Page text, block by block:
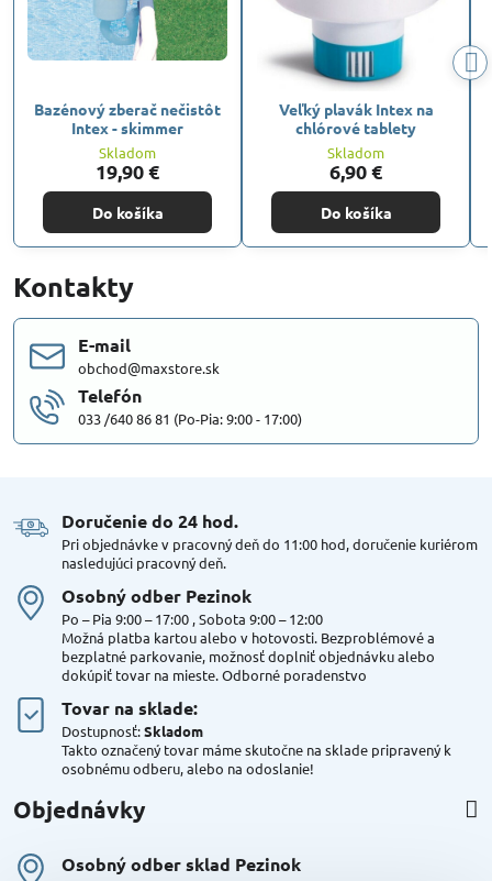
Bazénový zberač nečistôt
Intex - skimmer
Skladom
19,90 €
Do košíka
Veľký plavák Intex na
chlórové tablety
Skladom
6,90 €
Do košíka
Kontakty
E-mail
obchod@maxstore.sk
Telefón
033 /640 86 81 (Po-Pia: 9:00 - 17:00)
Doručenie do 24 hod​.
Pri objednávke v pracovný deň do 11:00 hod, doručenie kuriérom
nasledujúci pracovný deň.
Osobný odber Pezinok
Po – Pia 9:00 – 17:00 , Sobota 9:00 – 12:00
Možná platba kartou alebo v hotovosti. Bezproblémové a
bezplatné parkovanie, možnosť doplniť objednávku alebo
dokúpiť tovar na mieste. Odborné poradenstvo
Tovar na sklade:
Dostupnosť:Skladom
Takto označený tovar máme skutočne na sklade pripravený k
osobnému odberu, alebo na odoslanie!
Objednávky
Osobný odber sklad Pezinok